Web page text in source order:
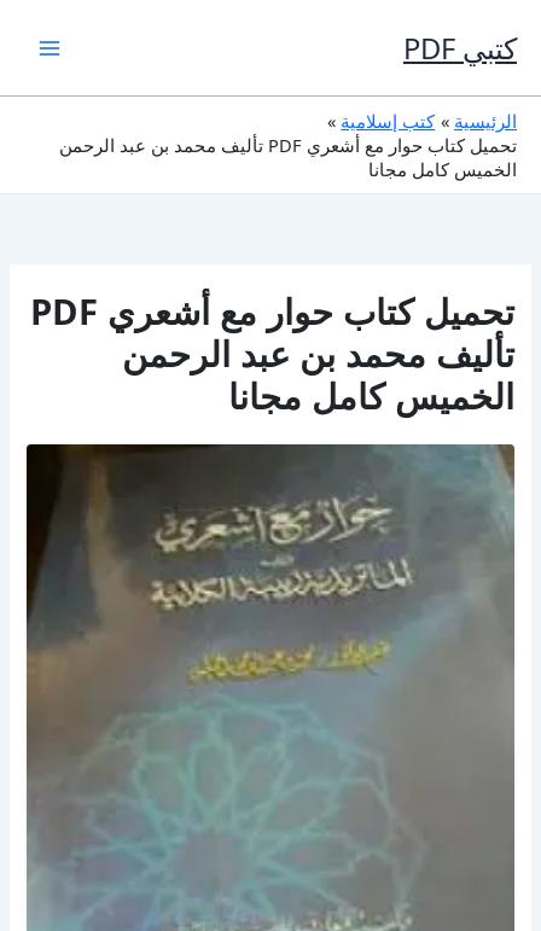
إلى
المحتوى
كتبي PDF
الرئيسية
كتب إسلامية
تحميل كتاب حوار مع أشعري PDF تأليف محمد بن عبد الرحمن
الخميس كامل مجانا
تحميل كتاب حوار مع أشعري PDF
تأليف محمد بن عبد الرحمن
الخميس كامل مجانا